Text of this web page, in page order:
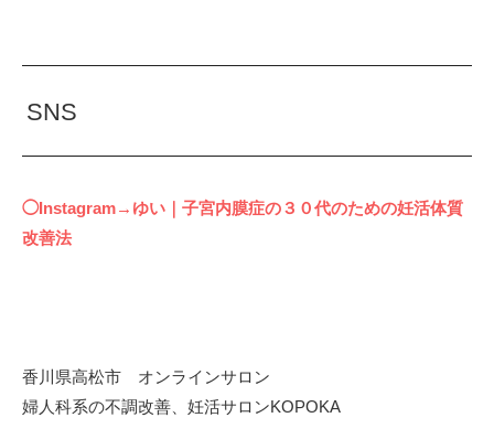
SNS
◯Instagram→ゆい｜子宮内膜症の３０代のための妊活体質
改善法
香川県高松市 オンラインサロン
婦人科系の不調改善、妊活サロンKOPOKA